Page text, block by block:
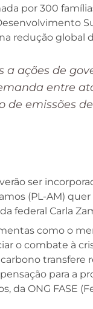
por 300
redução global
ações de
entre
emissões
ser
(PL-AM) quer
federal Carla
como o
o combate à
transfere
para a
ONG FASE